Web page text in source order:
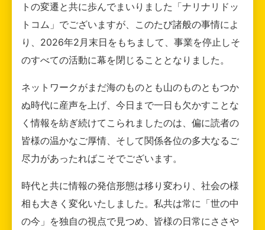
トの変遷と共に歩んでまいりました「ナリナリドッ
トコム」でございますが、このたび諸般の事情によ
り、2026年2月末日をもちまして、事業を停止しそ
のすべての活動に幕を閉じることとなりました。
ネットワークがまだ海のものとも山のものともつか
ぬ時代に産声を上げ、今日まで一日も欠かすことな
く情報を紡ぎ続けてこられましたのは、偏に読者の
皆様の温かなご厚情、そして関係各位の多大なるご
尽力があったればこそでございます。
時代と共に情報の発信形態は移り変わり、社会の様
相も大きく変化いたしました。私共は常に「世の中
の今」を独自の視点で見つめ、皆様の日常にささや